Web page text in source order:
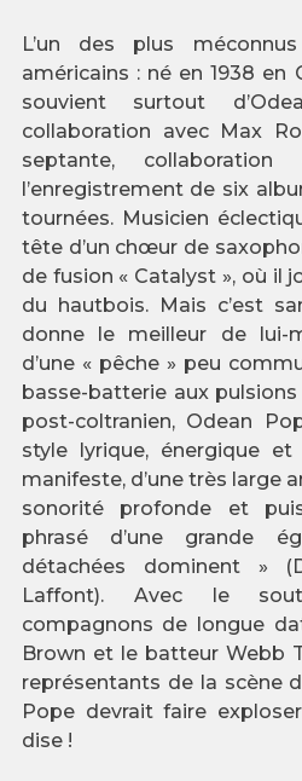
L’un des plus
américains : né en 1938 en
souvient surtout
collaboration avec Max
septante,
l’enregistrement de six
tournées. Musicien
tête d’un chœur de
de fusion « Catalyst », où il
du hautbois. Mais c’est
donne le meilleur de lui-
d’une « pêche » peu
basse-batterie aux
post-coltranien, Odean
style lyrique, énergique et
manifeste, d’une très large
sonorité profonde et
phrasé d’une grande
détachées dominent »
Laffont). Avec le
compagnons de longue
Brown et le batteur Webb
représentants de la scène
Pope devrait faire
dise !